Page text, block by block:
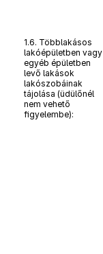
1.6. Többlakásos
lakóépületben vagy
egyéb épületben
levő lakások
lakószobáinak
tájolása (üdülőnél
nem vehető
figyelembe):